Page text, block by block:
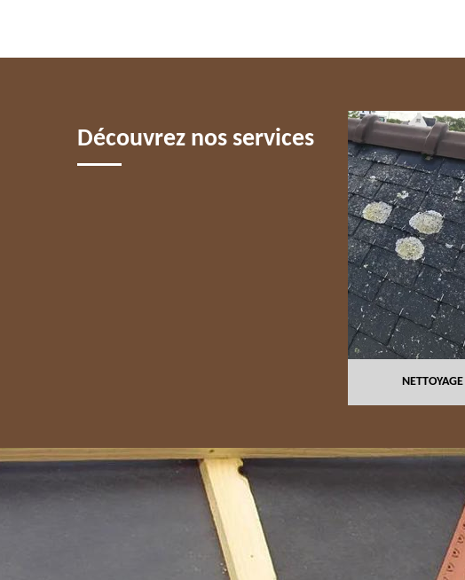
Découvrez nos services
Tarif toit étanche de AR renovation dans le
Le prix de l’étanchéité de toitures dépend des membranes à